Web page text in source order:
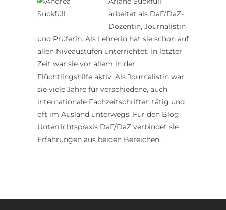
arbeitet als DaF/DaZ-
Dozentin, Journalistin
und Prüferin. Als Lehrerin hat sie schon auf
allen Niveaustufen unterrichtet. In letzter
Zeit war sie vor allem in der
Flüchtlingshilfe aktiv. Als Journalistin war
sie viele Jahre für verschiedene, auch
internationale Fachzeitschriften tätig und
oft im Ausland unterwegs. Für den Blog
Unterrichtspraxis DaF/DaZ verbindet sie
Erfahrungen aus beiden Bereichen.